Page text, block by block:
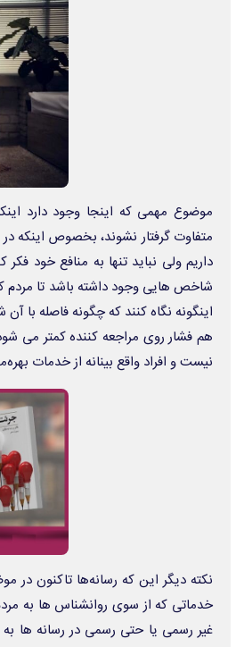
موضوع مهمی که اینجا وجود دارد
متفاوت گرفتار نشوند، بخصوص اینکه
داریم ولی نباید تنها به منافع خود
شاخص هایی وجود داشته باشد تا مردم
اینگونه نگاه کنند که چگونه فاصله با
هم فشار روی مراجعه کننده کمتر می
نیست و افراد واقع بینانه از خدمات
نکته دیگر این که رسانه‌ها تاکنون
خدماتی که از سوی روانشناس ها به
غیر رسمی یا حتی رسمی در رسانه ها به